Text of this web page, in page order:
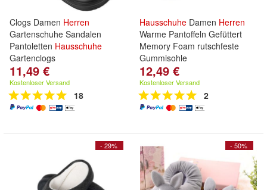
Clogs Damen Herren
Gartenschuhe Sandalen
Pantoletten Hausschuhe
Gartenclogs
11,49 €
Kostenloser Versand
18
Hausschuhe Damen Herren
Warme Pantoffeln Gefüttert
Memory Foam rutschfeste
Gummisohle
12,49 €
Kostenloser Versand
2
- 29% - 50%